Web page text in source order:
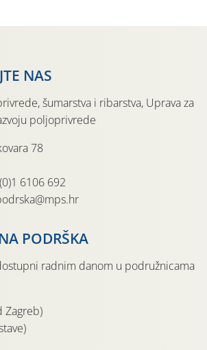
NAS
šumarstva i ribarstva, Uprava za
poljoprivrede
78
6106 692
PODRŠKA
radnim danom u podružnicama
Zagreb)